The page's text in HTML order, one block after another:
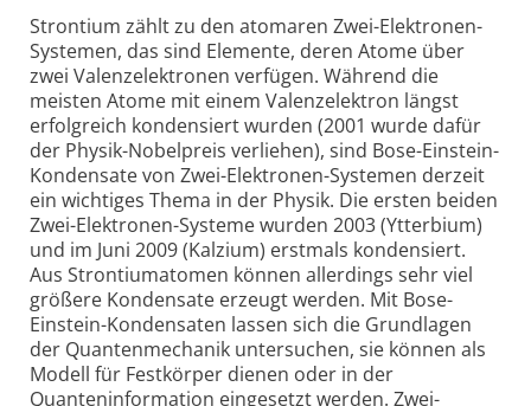
Strontium zählt zu den atomaren Zwei-Elektronen-
Systemen, das sind Elemente, deren Atome über
zwei Valenzelektronen verfügen. Während die
meisten Atome mit einem Valenzelektron längst
erfolgreich kondensiert wurden (2001 wurde dafür
der Physik-Nobelpreis verliehen), sind Bose-Einstein-
Kondensate von Zwei-Elektronen-Systemen derzeit
ein wichtiges Thema in der Physik. Die ersten beiden
Zwei-Elektronen-Systeme wurden 2003 (Ytterbium)
und im Juni 2009 (Kalzium) erstmals kondensiert.
Aus Strontiumatomen können allerdings sehr viel
größere Kondensate erzeugt werden. Mit Bose-
Einstein-Kondensaten lassen sich die Grundlagen
der Quantenmechanik untersuchen, sie können als
Modell für Festkörper dienen oder in der
Quanteninformation eingesetzt werden. Zwei-